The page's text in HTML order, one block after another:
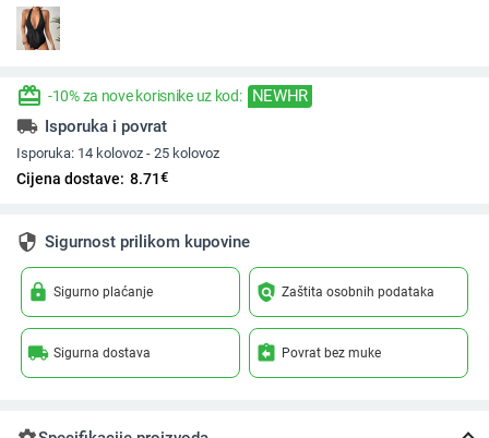
redeem -10% za nove korisnike uz kod: NEWHR
local_shipping Isporuka i povrat
Isporuka: 14 kolovoz - 25 kolovoz
Cijena dostave: 8.71€
security Sigurnost prilikom kupovine
lock Sigurno plaćanje policy Zaštita osobnih podataka
local_shipping Sigurna dostava assignment_return Povrat bez muke